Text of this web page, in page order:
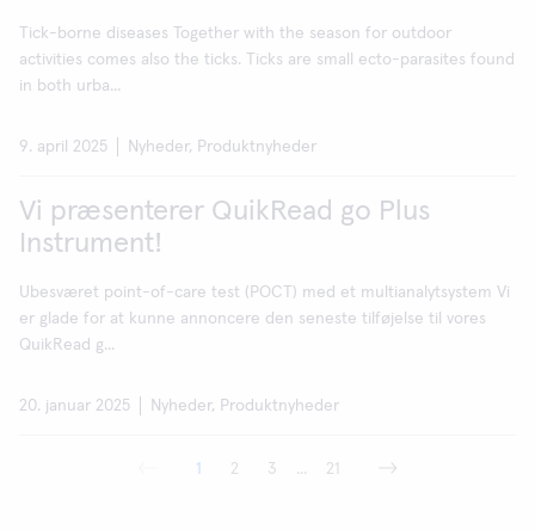
Tick-borne diseases Together with the season for outdoor
activities comes also the ticks. Ticks are small ecto-parasites found
in both urba...
9. april 2025 Nyheder, Produktnyheder
Vi præsenterer QuikRead go Plus
Instrument!
Ubesværet point-of-care test (POCT) med et multianalytsystem Vi
er glade for at kunne annoncere den seneste tilføjelse til vores
QuikRead g...
20. januar 2025 Nyheder, Produktnyheder
1 2 3 ... 21